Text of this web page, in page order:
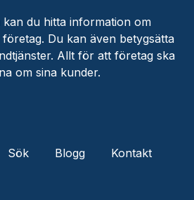
kan du hitta information om
Du kan även betygsätta
Allt för att företag ska
om sina kunder.
Sök Blogg
Kontakt